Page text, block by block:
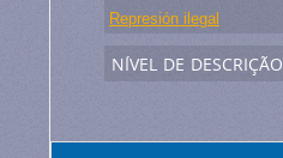
Represión ilegal
nível de descrição